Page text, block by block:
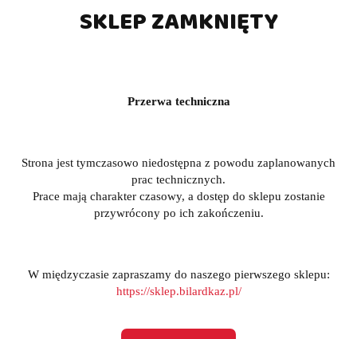
SKLEP ZAMKNIĘTY
Przerwa techniczna
Strona jest tymczasowo niedostępna z powodu zaplanowanych
prac technicznych.
Prace mają charakter czasowy, a dostęp do sklepu zostanie
przywrócony po ich zakończeniu.
W międzyczasie zapraszamy do naszego pierwszego sklepu:
https://sklep.bilardkaz.pl/